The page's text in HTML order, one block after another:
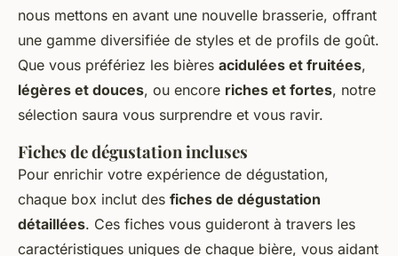
nous mettons en avant une nouvelle brasserie, offrant
une gamme diversifiée de styles et de profils de goût.
Que vous préfériez les bières acidulées et fruitées,
légères et douces, ou encore riches et fortes, notre
sélection saura vous surprendre et vous ravir.
Fiches de dégustation incluses
Pour enrichir votre expérience de dégustation,
chaque box inclut des fiches de dégustation
détaillées. Ces fiches vous guideront à travers les
caractéristiques uniques de chaque bière, vous aidant